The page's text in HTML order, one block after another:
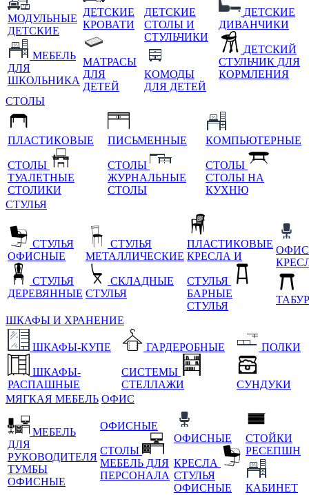
МОДУЛЬНЫЕ
ДЕТСКИЕ
МЕБЕЛЬ
ДЛЯ
ШКОЛЬНИКА
ДЕТСКИЕ
КРОВАТИ
МАТРАСЫ
ДЛЯ
ДЕТЕЙ
ДЕТСКИЕ
СТОЛЫ И
СТУЛЬЧИКИ
КОМОДЫ
ДЛЯ ДЕТЕЙ
ДЕТСКИЕ
ДИВАНЧИКИ
ДЕТСКИЙ
СТУЛЬЧИК ДЛЯ
КОРМЛЕНИЯ
СТОЛЫ
ПЛАСТИКОВЫЕ
СТОЛЫ
ТУАЛЕТНЫЕ
СТОЛИКИ
ПИСЬМЕННЫЕ
СТОЛЫ
ЖУРНАЛЬНЫЕ
СТОЛЫ
КОМПЬЮТЕРНЫЕ
СТОЛЫ
СТОЛЫ НА
КУХНЮ
СТУЛЬЯ
СТУЛЬЯ
ОФИСНЫЕ
СТУЛЬЯ
ДЕРЕВЯННЫЕ
СТУЛЬЯ
МЕТАЛЛИЧЕСКИЕ
СКЛАДНЫЕ
СТУЛЬЯ
ПЛАСТИКОВЫЕ
КРЕСЛА И
СТУЛЬЯ
БАРНЫЕ
СТУЛЬЯ
ШКАФЫ И ХРАНЕНИЕ
ШКАФЫ-КУПЕ
ШКАФЫ-
РАСПАШНЫЕ
ГАРДЕРОБНЫЕ
СИСТЕМЫ
СТЕЛЛАЖИ
ПОЛКИ
СУНДУКИ
МЯГКАЯ МЕБЕЛЬ ОФИС
МЕБЕЛЬ
ДЛЯ
РУКОВОДИТЕЛЯ
ТУМБЫ
ОФИСНЫЕ
ОФИСНЫЕ
СТОЛЫ
МЕБЕЛЬ ДЛЯ
ПЕРСОНАЛА
ОФИСНЫЕ
КРЕСЛА
СТУЛЬЯ
ОФИСНЫЕ
СТОЙКИ
РЕСЕПШН
КАБИНЕТ